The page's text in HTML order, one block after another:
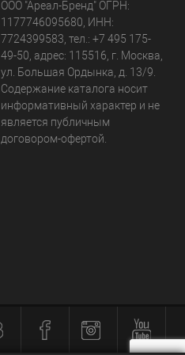
ООО "Ареал-Бренд" ОГРН:
1177746095680, ИНН:
7724399583, тел.: +7 495 175-
49-50, адрес: 115516, г. Москва,
ул. Большая Ордынка, д. 13/9.
Содержание каталога носит
информативный характер и не
является публичным
договором-офертой.